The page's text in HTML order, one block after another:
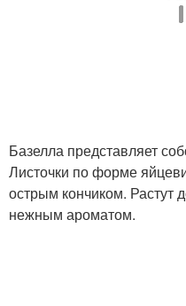
Базелла представляет
Листочки по форме
острым кончиком. Растут
нежным ароматом.